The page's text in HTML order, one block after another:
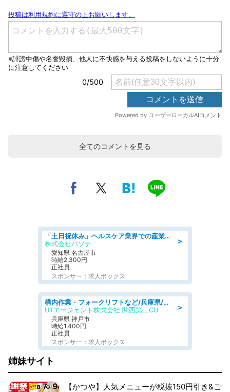
全てのコメントを見る
＞
「土日祝休み」ヘルスケア業界での産業保健師業務/看護師/高時給/未経験OK/要資格:正看護師
株式会社パソナ
愛知県 名古屋市
時給2,300円
正社員
スポンサー：求人ボックス
＞
構内作業・フォークリフトなど/兵庫県/フォークリフト初心者 未経験歓迎 日勤 土日休み フォークリフト倉庫内作業
UTエージェント株式会社 関西第二CU
兵庫県 神戸市
時給1,400円
正社員
スポンサー：求人ボックス
姉妹サイト
【かつや】人気メニューが税抜150円引き&ご